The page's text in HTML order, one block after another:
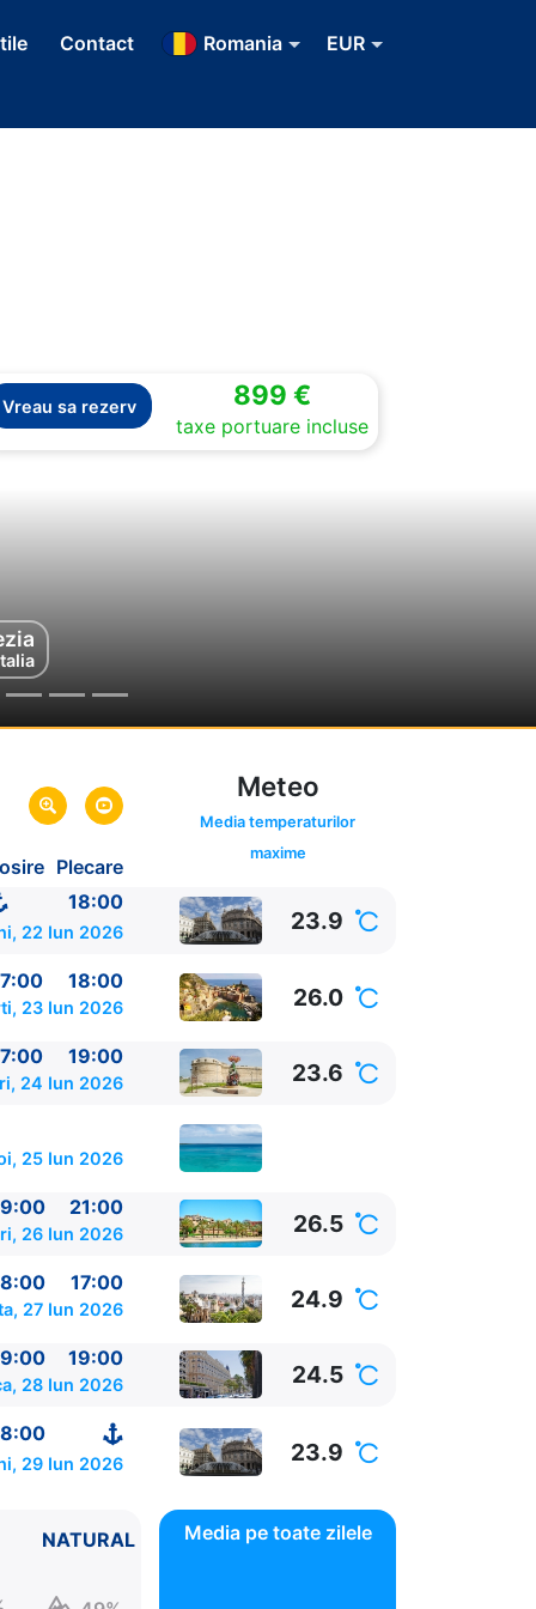
Contact Romania EUR
Vreau sa rezerv 899 €
taxe portuare incluse
oferta
Plecare
Meteo
Media temperaturilor
maxime
18:00
22 Iun 2026 23.9
18:00
23 Iun 2026 26.0
19:00
24 Iun 2026 23.6
25 Iun 2026
21:00
26 Iun 2026 26.5
17:00
27 Iun 2026 24.9
19:00
28 Iun 2026 24.5
29 Iun 2026 23.9
NATURAL Media pe toate zilele